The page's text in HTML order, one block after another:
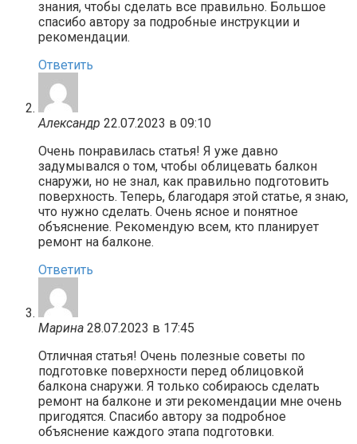
знания, чтобы сделать все правильно. Большое
спасибо автору за подробные инструкции и
рекомендации.
Ответить
Александр 22.07.2023 в 09:10
Очень понравилась статья! Я уже давно
задумывался о том, чтобы облицевать балкон
снаружи, но не знал, как правильно подготовить
поверхность. Теперь, благодаря этой статье, я знаю,
что нужно сделать. Очень ясное и понятное
объяснение. Рекомендую всем, кто планирует
ремонт на балконе.
Ответить
Марина 28.07.2023 в 17:45
Отличная статья! Очень полезные советы по
подготовке поверхности перед облицовкой
балкона снаружи. Я только собираюсь сделать
ремонт на балконе и эти рекомендации мне очень
пригодятся. Спасибо автору за подробное
объяснение каждого этапа подготовки.